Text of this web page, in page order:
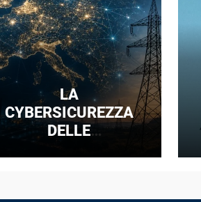
LA
CYBERSICUREZZA
DELLE